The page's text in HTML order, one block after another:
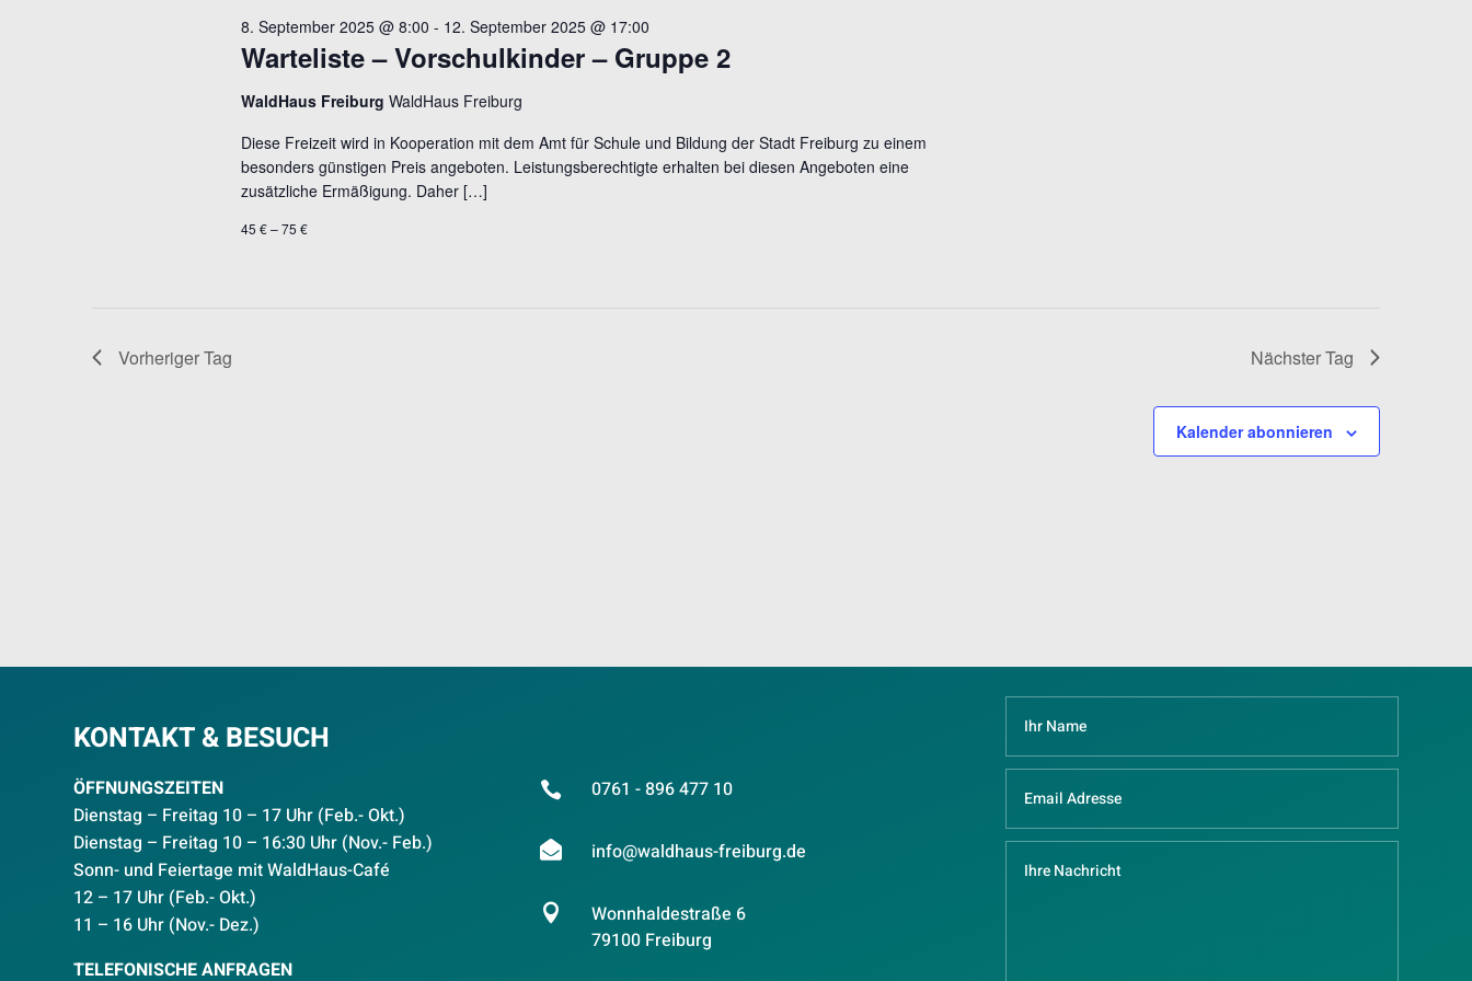
Warteliste – Vorschulkinder – Gruppe 2
8. September 2025 @ 8:00 - 12. September 2025 @ 17:00
WaldHaus Freiburg WaldHaus Freiburg
Diese Freizeit wird in Kooperation mit dem Amt für Schule und Bildung der Stadt Freiburg zu einem
besonders günstigen Preis angeboten. Leistungsberechtigte erhalten bei diesen Angeboten eine
zusätzliche Ermäßigung. Daher […]
45 € – 75 €
Vorheriger Tag Nächster Tag
Kalender abonnieren
KONTAKT & BESUCH
ÖFFNUNGSZEITEN
Dienstag – Freitag 10 – 17 Uhr (Feb.- Okt.)
Dienstag – Freitag 10 – 16:30 Uhr (Nov.- Feb.)
Sonn- und Feiertage mit WaldHaus-Café
12 – 17 Uhr (Feb.- Okt.)
11 – 16 Uhr (Nov.- Dez.)
TELEFONISCHE ANFRAGEN
 0761 - 896 477 10
 info@waldhaus-freiburg.de

Wonnhaldestraße 6
79100 Freiburg